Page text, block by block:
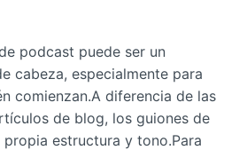
podcast puede ser un
cabeza, especialmente para
comienzan.A diferencia de las
de blog, los guiones de
estructura y tono.Para